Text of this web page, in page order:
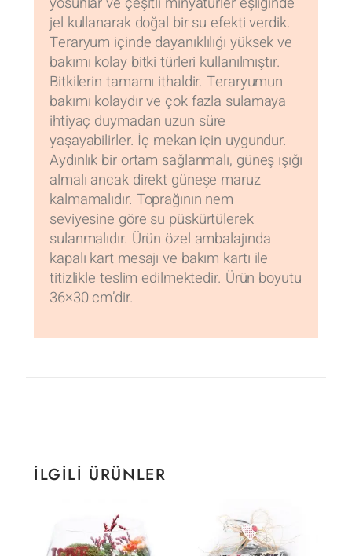
jel kullanarak doğal bir su efekti verdik.
Teraryum içinde dayanıklılığı yüksek ve
bakımı kolay bitki türleri kullanılmıştır.
Bitkilerin tamamı ithaldir. Teraryumun
bakımı kolaydır ve çok fazla sulamaya
ihtiyaç duymadan uzun süre
yaşayabilirler. İç mekan için uygundur.
Aydınlık bir ortam sağlanmalı, güneş ışığı
almalı ancak direkt güneşe maruz
kalmamalıdır. Toprağının nem
seviyesine göre su püskürtülerek
sulanmalıdır. Ürün özel ambalajında
kapalı kart mesajı ve bakım kartı ile
titizlikle teslim edilmektedir. Ürün boyutu
36×30 cm’dir.
İLGILI ÜRÜNLER